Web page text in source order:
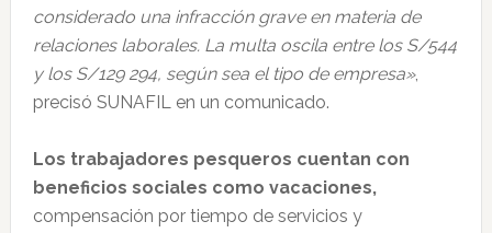
considerado una infracción grave en materia de
relaciones laborales. La multa oscila entre los S/544
y los S/129 294, según sea el tipo de empresa»,
precisó SUNAFIL en un comunicado.
Los trabajadores pesqueros cuentan con
beneficios sociales como vacaciones,
compensación por tiempo de servicios y